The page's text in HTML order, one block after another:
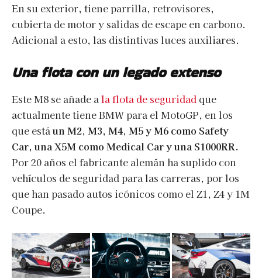
En su exterior, tiene parrilla, retrovisores,
cubierta de motor y salidas de escape en carbono.
Adicional a esto, las distintivas luces auxiliares.
Una flota con un legado extenso
Este M8 se añade a la flota de seguridad que
actualmente tiene BMW para el MotoGP, en los
que está un M2, M3, M4, M5 y M6 como Safety
Car, una X5M como Medical Car y una S1000RR.
Por 20 años el fabricante alemán ha suplido con
vehículos de seguridad para las carreras, por los
que han pasado autos icónicos como el Z1, Z4 y 1M
Coupe.